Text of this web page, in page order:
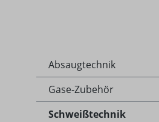
Absaugtechnik
Gase-Zubehör
Schweißtechnik